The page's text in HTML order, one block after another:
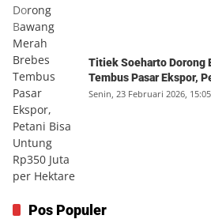
Titiek Soeharto Dorong
Tembus Pasar Ekspor,
Juta per Hektare
Senin, 23 Februari 2026,
Pos Populer